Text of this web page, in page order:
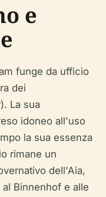
e
funge da ufficio
dei
La sua
idoneo all'uso
la sua essenza
rimane un
dell'Aia,
Binnenhof e alle